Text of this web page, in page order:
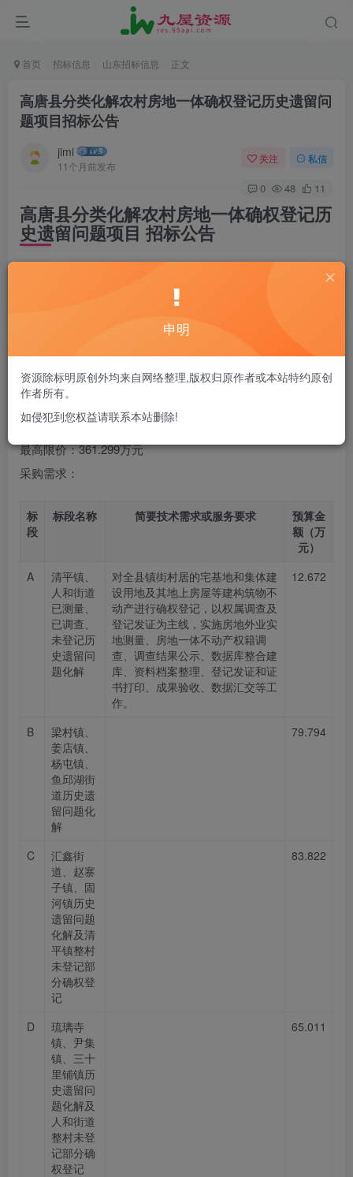
首页 招标信息 山东招标信息 正文
高唐县分类化解农村房地一体确权登记历史遗留问
题项目招标公告
jimi
11个月前发布
关注 私信
0 48 11
高唐县分类化解农村房地一体确权登记历
史遗留问题项目 招标公告
项目编号：SDGP371526000202502000186
聊城市公共资源交易中心系统内编号：XGTZFCG-2025-196
项目名称：高唐县分类化解农村房地一体确权登记历史遗留
问题项目
采购方式：公开招标
预算金额：361.299万元
最高限价：361.299万元
采购需求：
标
段
标段名称 简要技术需求或服务要求
预算金
额（万
元）
A
清平镇、
人和街道
已测量、
已调查、
未登记历
史遗留问
题化解
对全县镇街村居的宅基地和集体建
设用地及其地上房屋等建构筑物不
动产进行确权登记，以权属调查及
登记发证为主线，实施房地外业实
地测量、房地一体不动产权籍调
查、调查结果公示、数据库整合建
库、资料档案整理、登记发证和证
书打印、成果验收、数据汇交等工
作。
12.672
B
梁村镇、
姜店镇、
杨屯镇、
鱼邱湖街
道历史遗
留问题化
解
79.794
C
汇鑫街
道、赵寨
子镇、固
河镇历史
遗留问题
化解及清
平镇整村
未登记部
分确权登
记
83.822
D
琉璃寺
镇、尹集
镇、三十
里铺镇历
史遗留问
题化解及
人和街道
整村未登
记部分确
权登记
65.011
申明
资源除标明原创外均来自网络整理,版权归原作者或本站特约原创
作者所有。
如侵犯到您权益请联系本站删除!